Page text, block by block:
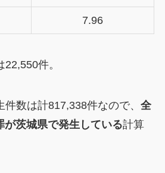
7.96
件。
件数は計817,338件なので、 全
が茨城県で発生している計算